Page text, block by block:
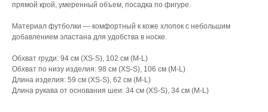
прямой крой, умеренный объем, посадка по фигуре.
Материал футболки — комфортный к коже хлопок с небольшим
добавлением эластана для удобства в носке.
Обхват груди: 94 см (XS-S), 102 см (M-L)
Обхват по низу изделия: 98 см (XS-S), 106 см (M-L)
Длина изделия: 59 см (XS-S), 62 см (M-L)
Длина рукава от основания шеи: 34 см (XS-S), 34 см (M-L)